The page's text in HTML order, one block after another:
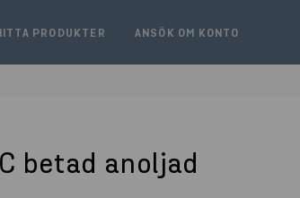
PRODUKTER ANSÖK OM KONTO
betad anoljad